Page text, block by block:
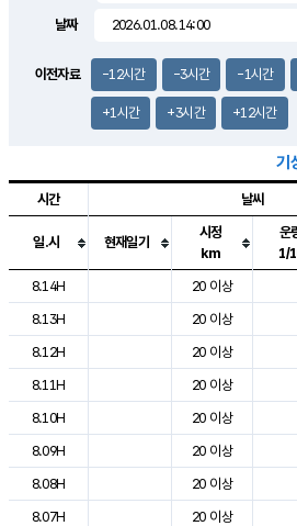
날짜
이전자료 -12시간 -3시간 -1시간
+1시간 +3시간 +12시간
기
도시별 기상실황표로 지점, 날씨, 기온, 강
시간 날씨
일.시 현재일기
시정
km
운
1/
8.14H
20 이상
8.13H
20 이상
8.12H
20 이상
8.11H
20 이상
8.10H
20 이상
8.09H
20 이상
8.08H
20 이상
8.07H
20 이상